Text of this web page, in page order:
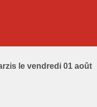
le vendredi 01 août